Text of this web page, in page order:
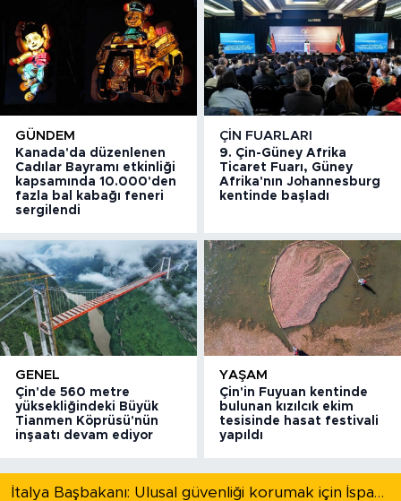
GÜNDEM
Kanada'da düzenlenen
Cadılar Bayramı etkinliği
kapsamında 10.000'den
fazla bal kabağı feneri
sergilendi
ÇIN FUARLARI
9. Çin-Güney Afrika
Ticaret Fuarı, Güney
Afrika'nın Johannesburg
kentinde başladı
GENEL
Çin'de 560 metre
yüksekliğindeki Büyük
Tianmen Köprüsü'nün
inşaatı devam ediyor
YAŞAM
Çin'in Fuyuan kentinde
bulunan kızılcık ekim
tesisinde hasat festivali
yapıldı
İtalya Başbakanı: Ulusal güvenliği korumak için İspanya ile Schengen kapsamındaki serbest dolaşımı askıya alıyoruz